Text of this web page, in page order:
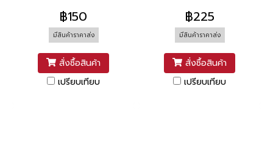
฿150
มีสินค้าราคาส่ง
สั่งซื้อสินค้า
เปรียบเทียบ
฿225
มีสินค้าราคาส่ง
สั่งซื้อสินค้า
เปรียบเทียบ